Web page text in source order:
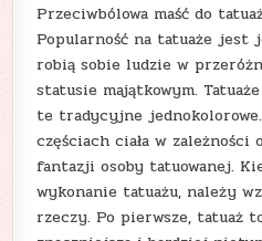
Przeciwbólowa maść do
Popularność na tatuaże jest
robią sobie ludzie w
statusie majątkowym.
te tradycyjne
częściach ciała w zależności
fantazji osoby tatuowanej.
wykonanie tatuażu, należy
rzeczy. Po pierwsze, tatuaż